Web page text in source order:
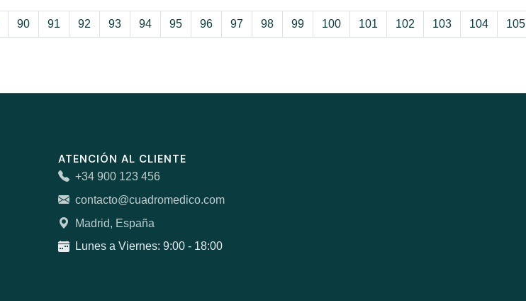
90 91 92 93 94 95 96 97 98 99 100 101 102 103 104 105
ATENCIÓN AL CLIENTE
+34 900 123 456
contacto@cuadromedico.com
Madrid, España
Lunes a Viernes: 9:00 - 18:00